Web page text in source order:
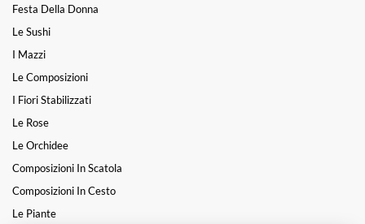
Festa Della Donna
Le Sushi
I Mazzi
Le Composizioni
I Fiori Stabilizzati
Le Rose
Le Orchidee
Composizioni In Scatola
Composizioni In Cesto
Le Piante